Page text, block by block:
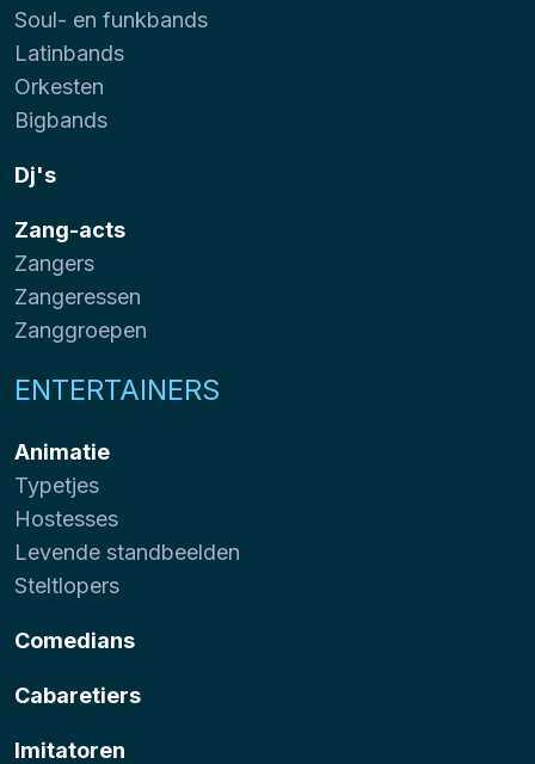
Soul- en funkbands
Latinbands
Orkesten
Bigbands
Dj's
Zang-acts
Zangers
Zangeressen
Zanggroepen
ENTERTAINERS
Animatie
Typetjes
Hostesses
Levende standbeelden
Steltlopers
Comedians
Cabaretiers
Imitatoren